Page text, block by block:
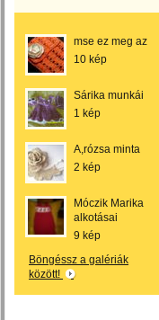
mse ez meg az
10 kép
Sárika munkái
1 kép
A,rózsa minta
2 kép
Móczik Marika
alkotásai
9 kép
Böngéssz a galériák
között!